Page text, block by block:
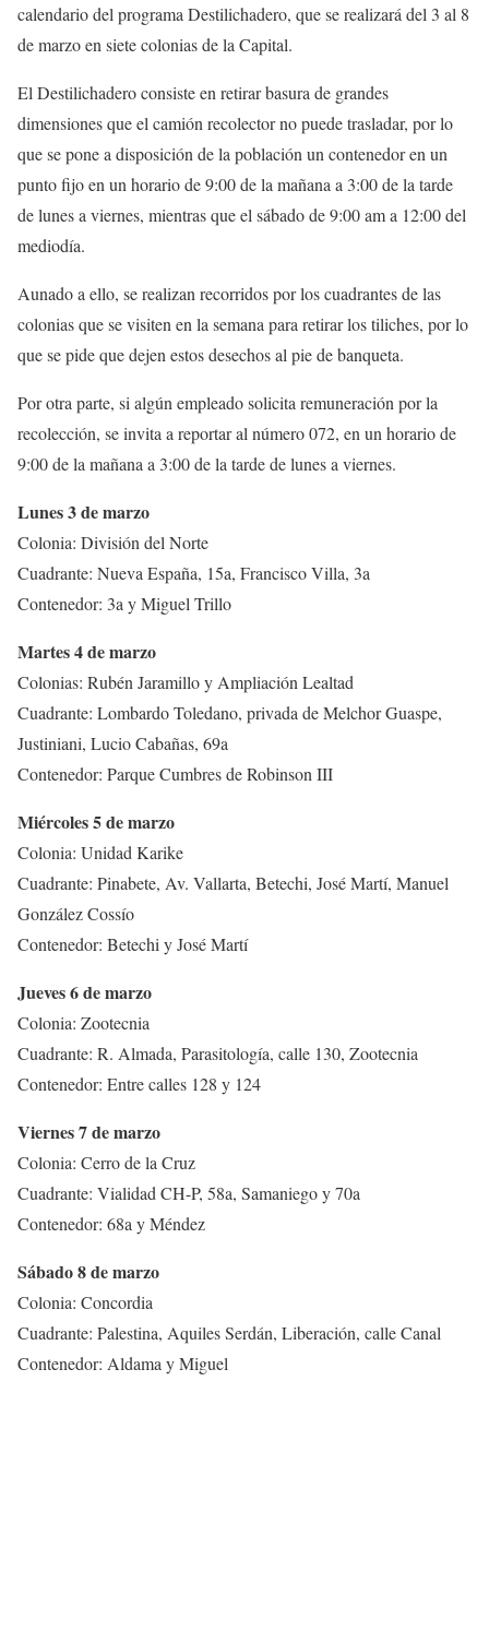
calendario del programa Destilichadero, que se realizará del 3 al 8
de marzo en siete colonias de la Capital.
El Destilichadero consiste en retirar basura de grandes
dimensiones que el camión recolector no puede trasladar, por lo
que se pone a disposición de la población un contenedor en un
punto fijo en un horario de 9:00 de la mañana a 3:00 de la tarde
de lunes a viernes, mientras que el sábado de 9:00 am a 12:00 del
mediodía.
Aunado a ello, se realizan recorridos por los cuadrantes de las
colonias que se visiten en la semana para retirar los tiliches, por lo
que se pide que dejen estos desechos al pie de banqueta.
Por otra parte, si algún empleado solicita remuneración por la
recolección, se invita a reportar al número 072, en un horario de
9:00 de la mañana a 3:00 de la tarde de lunes a viernes.
Lunes 3 de marzo
Colonia: División del Norte
Cuadrante: Nueva España, 15a, Francisco Villa, 3a
Contenedor: 3a y Miguel Trillo
Martes 4 de marzo
Colonias: Rubén Jaramillo y Ampliación Lealtad
Cuadrante: Lombardo Toledano, privada de Melchor Guaspe,
Justiniani, Lucio Cabañas, 69a
Contenedor: Parque Cumbres de Robinson III
Miércoles 5 de marzo
Colonia: Unidad Karike
Cuadrante: Pinabete, Av. Vallarta, Betechi, José Martí, Manuel
González Cossío
Contenedor: Betechi y José Martí
Jueves 6 de marzo
Colonia: Zootecnia
Cuadrante: R. Almada, Parasitología, calle 130, Zootecnia
Contenedor: Entre calles 128 y 124
Viernes 7 de marzo
Colonia: Cerro de la Cruz
Cuadrante: Vialidad CH-P, 58a, Samaniego y 70a
Contenedor: 68a y Méndez
Sábado 8 de marzo
Colonia: Concordia
Cuadrante: Palestina, Aquiles Serdán, Liberación, calle Canal
Contenedor: Aldama y Miguel